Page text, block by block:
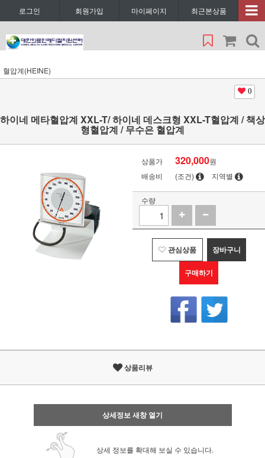
로그인 회원가입 마이페이지 최근본상품
혈압계(HEINE)
0
하이네 메타혈압계 XXL-T/ 하이네 데스크형 XXL-T혈압계 / 책상
형혈압계 / 무수은 혈압계
상품가 320,000원
배송비
(조건) 지역별
수량
관심상품 장바구니
구매하기
상품리뷰
상세정보 새창 열기
상세 정보를 확대해 보실 수 있습니다.